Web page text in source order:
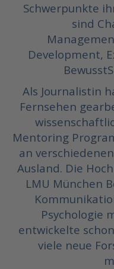
Schwerpunkte
sind
Development,
Als Journalistin
Fernsehen
Mentoring
an
Ausland. Die
LMU München
Psychologie
entwickelte
viele neue